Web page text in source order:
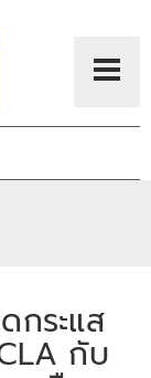
กระแส
กับ